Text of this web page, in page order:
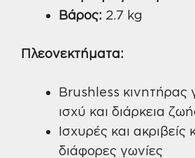
Βάρος: 2.7 kg
Πλεονεκτήματα:
Brushless κινητήρας
ισχύ και διάρκεια
Ισχυρές και ακριβείς
διάφορες γωνίες